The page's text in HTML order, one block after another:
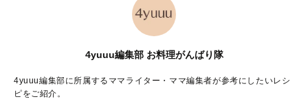
4yuuu編集部 お料理がんばり隊
4yuuu編集部に所属するママライター・ママ編集者が参考にしたいレシ
ピをご紹介。